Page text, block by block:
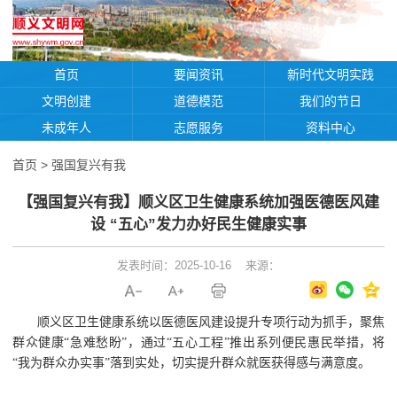
首页 要闻资讯
新时代文明实践
文明创建
道德模范
我们的节日
未成年人
志愿服务 资料中心
首页 > 强国复兴有我
【强国复兴有我】顺义区卫生健康系统加强医德医风建
设 “五心”发力办好民生健康实事
发表时间：2025-10-16 来源：
顺义区卫生健康系统以医德医风建设提升专项行动为抓手，聚焦
群众健康“急难愁盼”，通过“五心工程”推出系列便民惠民举措，将
“我为群众办实事”落到实处，切实提升群众就医获得感与满意度。